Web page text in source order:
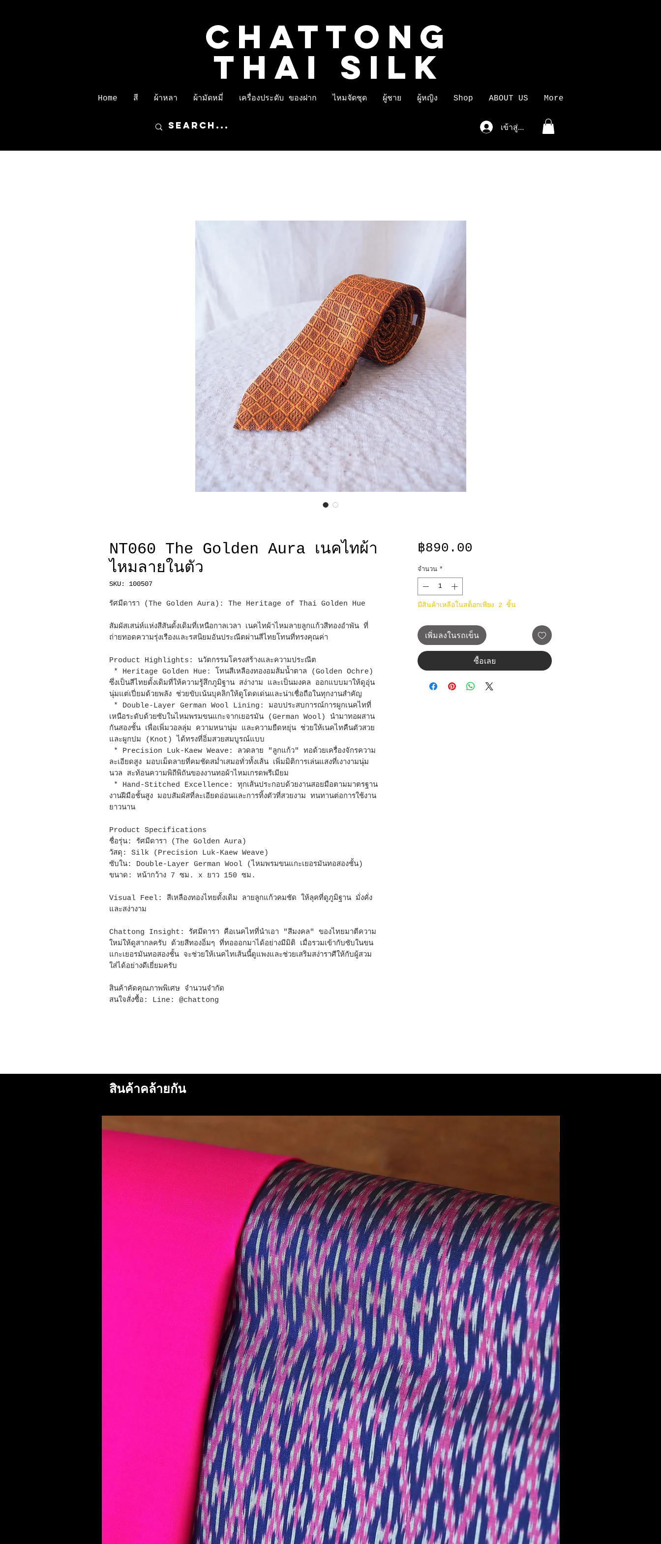
CHATTONG
THAI SILK
Home สี ผ้าหลา ผ้ามัดหมี่ เครื่องประดับ ของฝาก ไหมจัดชุด ผู้ชาย ผู้หญิง Shop ABOUT US More
เข้าสู่ระบบ
NT060 The Golden Aura เนคไทผ้า
ไหมลายในตัว
SKU: 100507
รัศมีดารา (The Golden Aura): The Heritage of Thai Golden Hue
สัมผัสเสน่ห์แห่งสีสันดั้งเดิมที่เหนือกาลเวลา เนคไทผ้าไหมลายลูกแก้วสีทองอำพัน ที่
ถ่ายทอดความรุ่งเรืองและรสนิยมอันประณีตผ่านสีไทยโทนที่ทรงคุณค่า
Product Highlights: นวัตกรรมโครงสร้างและความประณีต
* Heritage Golden Hue: โทนสีเหลืองทองอมส้มน้ำตาล (Golden Ochre)
ซึ่งเป็นสีไทยดั้งเดิมที่ให้ความรู้สึกภูมิฐาน สง่างาม และเป็นมงคล ออกแบบมาให้ดูอุ่น
นุ่มแต่เปี่ยมด้วยพลัง ช่วยขับเน้นบุคลิกให้ดูโดดเด่นและน่าเชื่อถือในทุกงานสำคัญ
* Double-Layer German Wool Lining: มอบประสบการณ์การผูกเนคไทที่
เหนือระดับด้วยซับในไหมพรมขนแกะจากเยอรมัน (German Wool) นำมาทอผสาน
กันสองชั้น เพื่อเพิ่มวอลลุ่ม ความหนานุ่ม และความยืดหยุ่น ช่วยให้เนคไทคืนตัวสวย
และผูกปม (Knot) ได้ทรงที่อิ่มสวยสมบูรณ์แบบ
* Precision Luk-Kaew Weave: ลวดลาย "ลูกแก้ว" ทอด้วยเครื่องจักรความ
ละเอียดสูง มอบเม็ดลายที่คมชัดสม่ำเสมอทั่วทั้งเส้น เพิ่มมิติการเล่นแสงที่เงางามนุ่ม
นวล สะท้อนความพิถีพิถันของงานทอผ้าไหมเกรดพรีเมียม
* Hand-Stitched Excellence: ทุกเส้นประกอบด้วยงานสอยมือตามมาตรฐาน
งานฝีมือชั้นสูง มอบสัมผัสที่ละเอียดอ่อนและการทิ้งตัวที่สวยงาม ทนทานต่อการใช้งาน
ยาวนาน
Product Specifications
ชื่อรุ่น: รัศมีดารา (The Golden Aura)
วัสดุ: Silk (Precision Luk-Kaew Weave)
ซับใน: Double-Layer German Wool (ไหมพรมขนแกะเยอรมันทอสองชั้น)
ขนาด: หน้ากว้าง 7 ซม. x ยาว 150 ซม.
Visual Feel: สีเหลืองทองไทยดั้งเดิม ลายลูกแก้วคมชัด ให้ลุคที่ดูภูมิฐาน มั่งคั่ง
และสง่างาม
Chattong Insight: รัศมีดารา คือเนคไทที่นำเอา "สีมงคล" ของไทยมาตีความ
ใหม่ให้ดูสากลครับ ด้วยสีทองอิ่มๆ ที่ทอออกมาได้อย่างมีมิติ เมื่อรวมเข้ากับซับในขน
แกะเยอรมันทอสองชั้น จะช่วยให้เนคไทเส้นนี้ดูแพงและช่วยเสริมสง่าราศีให้กับผู้สวม
ใส่ได้อย่างดีเยี่ยมครับ
สินค้าคัดคุณภาพพิเศษ จำนวนจำกัด
สนใจสั่งซื้อ: Line: @chattong
฿890.00
จำนวน *
มีสินค้าเหลือในสต็อกเพียง 2 ชิ้น
เพิ่มลงในรถเข็น
ซื้อเลย
สินค้าคล้ายกัน